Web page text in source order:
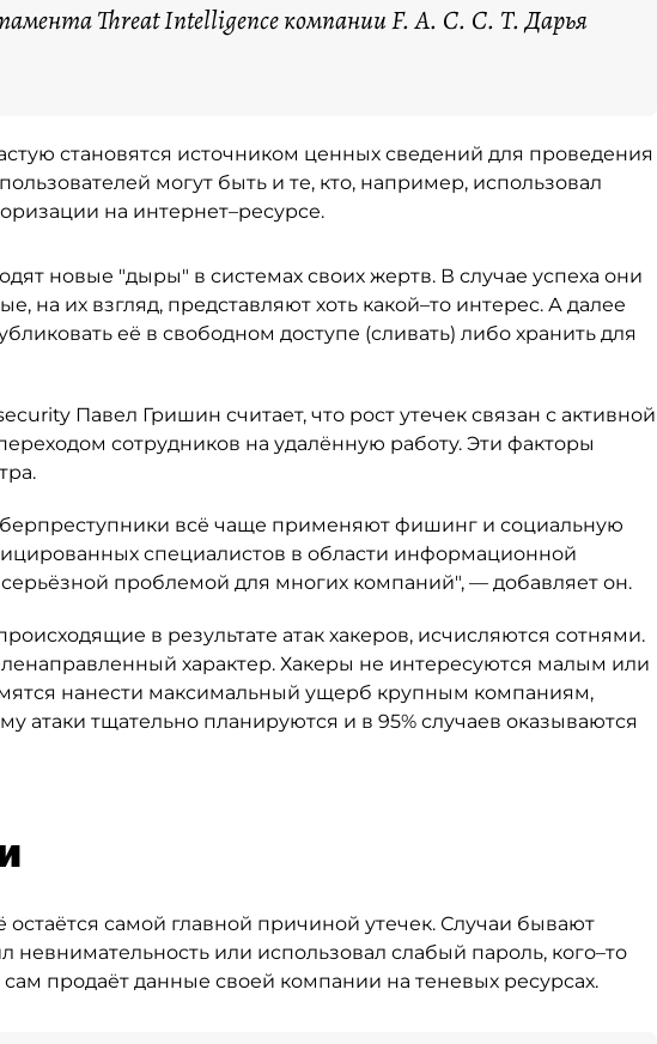
Threat Intelligence компании F. A. С. С. T. Дарья
становятся источником ценных сведений для проведения
могут быть и те, кто, например, использовал
на интернет–ресурсе.
новые "дыры" в системах своих жертв. В случае успеха они
на их взгляд, представляют хоть какой–то интерес. А далее
её в свободном доступе (сливать) либо хранить для
Павел Гришин считает, что рост утечек связан с активной
сотрудников на удалённую работу. Эти факторы
всё чаще применяют фишинг и социальную
специалистов в области информационной
серьёзной проблемой для многих компаний", — добавляет он.
происходящие в результате атак хакеров, исчисляются сотнями.
характер. Хакеры не интересуются малым или
нанести максимальный ущерб крупным компаниям,
атаки тщательно планируются и в 95% случаев оказываются
самой главной причиной утечек. Случаи бывают
невнимательность или использовал слабый пароль, кого–то
продаёт данные своей компании на теневых ресурсах.